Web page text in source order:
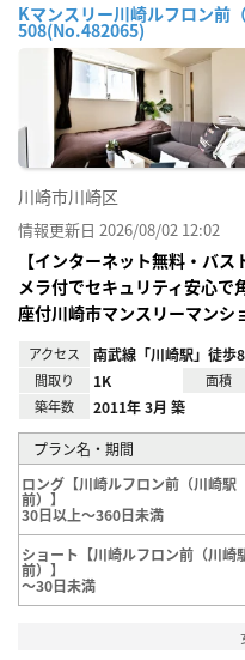
Kマンスリー川崎ルフロン前
508(No.482065)
川崎市川崎区
情報更新日 2026/08/02 12:02
【インターネット無料・バ
メラ付でセキュリティ安心で
座付川崎市マンスリーマンシ
アクセス 南武線「川崎駅」徒歩
間取り 1K 面積
築年数 2011年 3月 築
プラン名・期間
ロング【川崎ルフロン前（川崎駅
前）】
30日以上～360日未満
ショート【川崎ルフロン前（川崎
前）】
～30日未満